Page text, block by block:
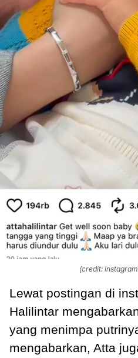
(credit:
Lewat postingan di
Halilintar
yang menimpa
mengabarkan, Atta